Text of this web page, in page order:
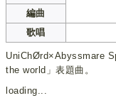
編曲
歌唱
UniChØrd×Abyssmare
the world」表題曲。
loading...